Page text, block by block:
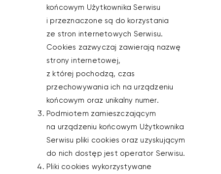
końcowym Użytkownika Serwisu
i przeznaczone są do korzystania
ze stron internetowych Serwisu.
Cookies zazwyczaj zawierają nazwę
strony internetowej,
z której pochodzą, czas
przechowywania ich na urządzeniu
końcowym oraz unikalny numer.
Podmiotem zamieszczającym
na urządzeniu końcowym Użytkownika
Serwisu pliki cookies oraz uzyskującym
do nich dostęp jest operator Serwisu.
Pliki cookies wykorzystywane